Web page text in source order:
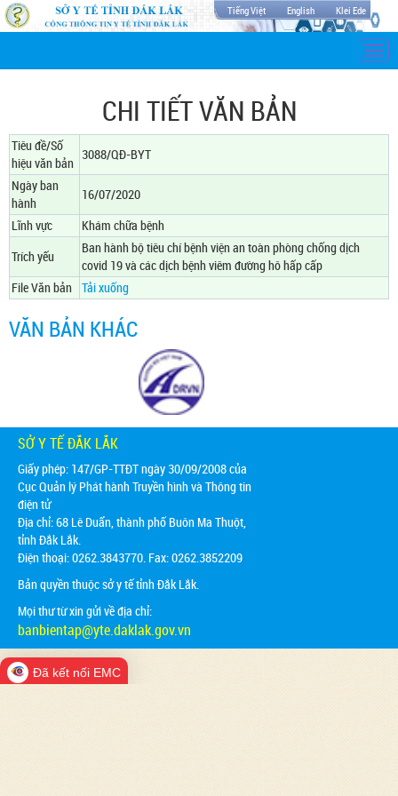
Tiếng Việt English Klei Ede
CHI TIẾT VĂN BẢN
Tiêu đề/Số
hiệu văn bản
3088/QĐ-BYT
Ngày ban
hành
16/07/2020
Lĩnh vực
Khám chữa bệnh
Trích yếu
Ban hành bộ tiêu chí bệnh viện an toàn phòng chống dịch
covid 19 và các dịch bệnh viêm đường hô hấp cấp
File Văn bản
Tải xuống
VĂN BẢN KHÁC
SỞ Y TẾ ĐẮK LẮK
Giấy phép: 147/GP-TTĐT ngày 30/09/2008 của
Cục Quản lý Phát hành Truyền hình và Thông tin
điện tử
Địa chỉ:68 Lê Duẩn, thành phố Buôn Ma Thuột,
tỉnh Đắk Lắk.
Điện thoại: 0262.3843770. Fax: 0262.3852209
Bản quyền thuộc sở y tế tỉnh Đắk Lắk.
Mọi thư từ xin gửi về địa chỉ:
banbientap@yte.daklak.gov.vn
Đã kết nối EMC